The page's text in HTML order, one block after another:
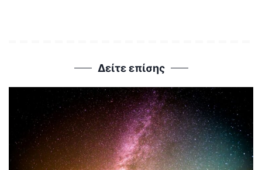
Δείτε επίσης